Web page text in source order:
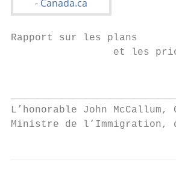
Rapport sur les plans
et les
L’honorable John
Ministre de l’Immigration,